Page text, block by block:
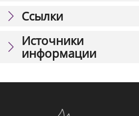
Ссылки
Источники
информации